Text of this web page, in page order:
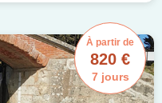
À partir de
820 €
7 jours